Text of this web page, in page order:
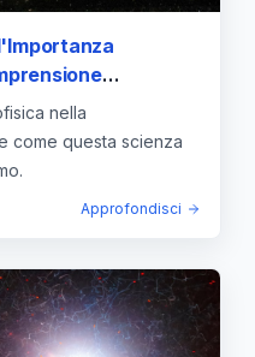
nella
come questa scienza
Approfondisci